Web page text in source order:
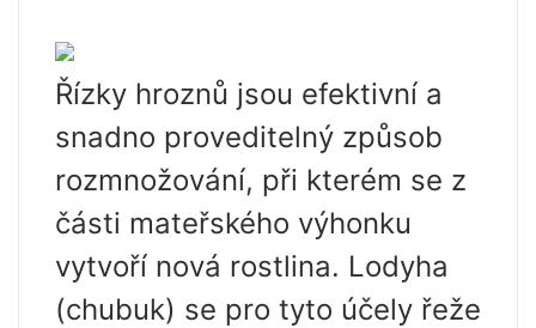
Řízky hroznů jsou efektivní a
snadno proveditelný způsob
rozmnožování, při kterém se z
části mateřského výhonku
vytvoří nová rostlina. Lodyha
(chubuk) se pro tyto účely řeže